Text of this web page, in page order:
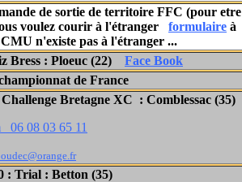
de sortie de territoire FFC (pour etre
voulez courir à l'étranger formulaire à
n'existe pas à l'étranger ...
Bress : Ploeuc (22) Face Book
de France
Bretagne XC : Comblessac (35)
06 08 03 65 11
: Trial : Betton (35)